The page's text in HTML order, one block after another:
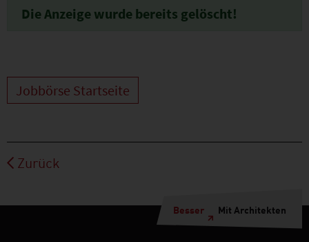
Die Anzeige wurde bereits gelöscht!
Jobbörse Startseite
Zurück
Besser Mit Architekten